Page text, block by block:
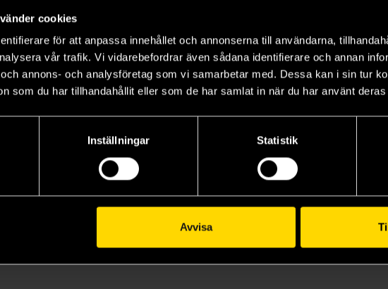
cookies
för att anpassa innehållet och annonserna till användarna,
vår trafik. Vi vidarebefordrar även sådana identifierare och annan
annons- och analysföretag som vi samarbetar med. Dessa kan i sin tur
som du har tillhandahållit eller som de har samlat in när du har använt deras
Inställningar Statistik
Avvisa
Climber Vol 3
Jiro Nitta
279 kr
Climber Vol 4